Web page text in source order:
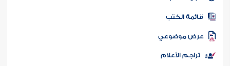
المكتبة
الكتب
موضوعي